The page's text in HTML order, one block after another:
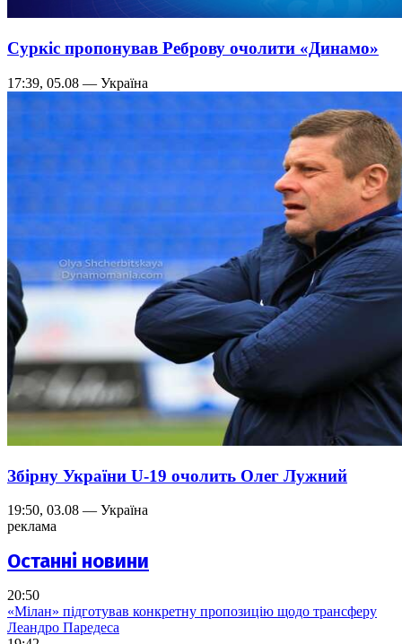
Суркіс пропонував Реброву очолити «Динамо»
17:39, 05.08 — Україна
Збірну України U-19 очолить Олег Лужний
19:50, 03.08 — Україна
реклама
Останні новини
20:50
«Мілан» підготував конкретну пропозицію щодо трансферу
Леандро Паредеса